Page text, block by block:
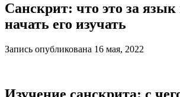
Санскрит: что это за
начать его изучать
Запись опубликована 16 мая, 2022